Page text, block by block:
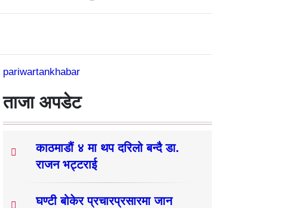
pariwartankhabar
ताजा अपडेट
काठमाडौं ४ मा थप दरिलो बन्दै डा.
राजन भट्टराई
घण्टी बोकेर प्रचारप्रसारमा जान